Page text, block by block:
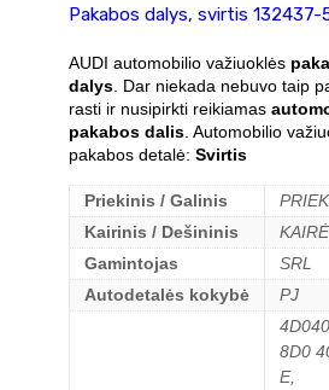
Pakabos dalys, svirtis 132437-
AUDI automobilio važiuoklės
dalys . Dar niekada nebuvo taip
rasti ir nusipirkti reikiamas
pakabos dalis . Automobilio
pakabos detalė: Svirtis
Priekinis / Galinis
Kairinis / Dešininis
KAIRĖ
Gamintojas
SRL
Autodetalės kokybė
PJ
8D0
E,